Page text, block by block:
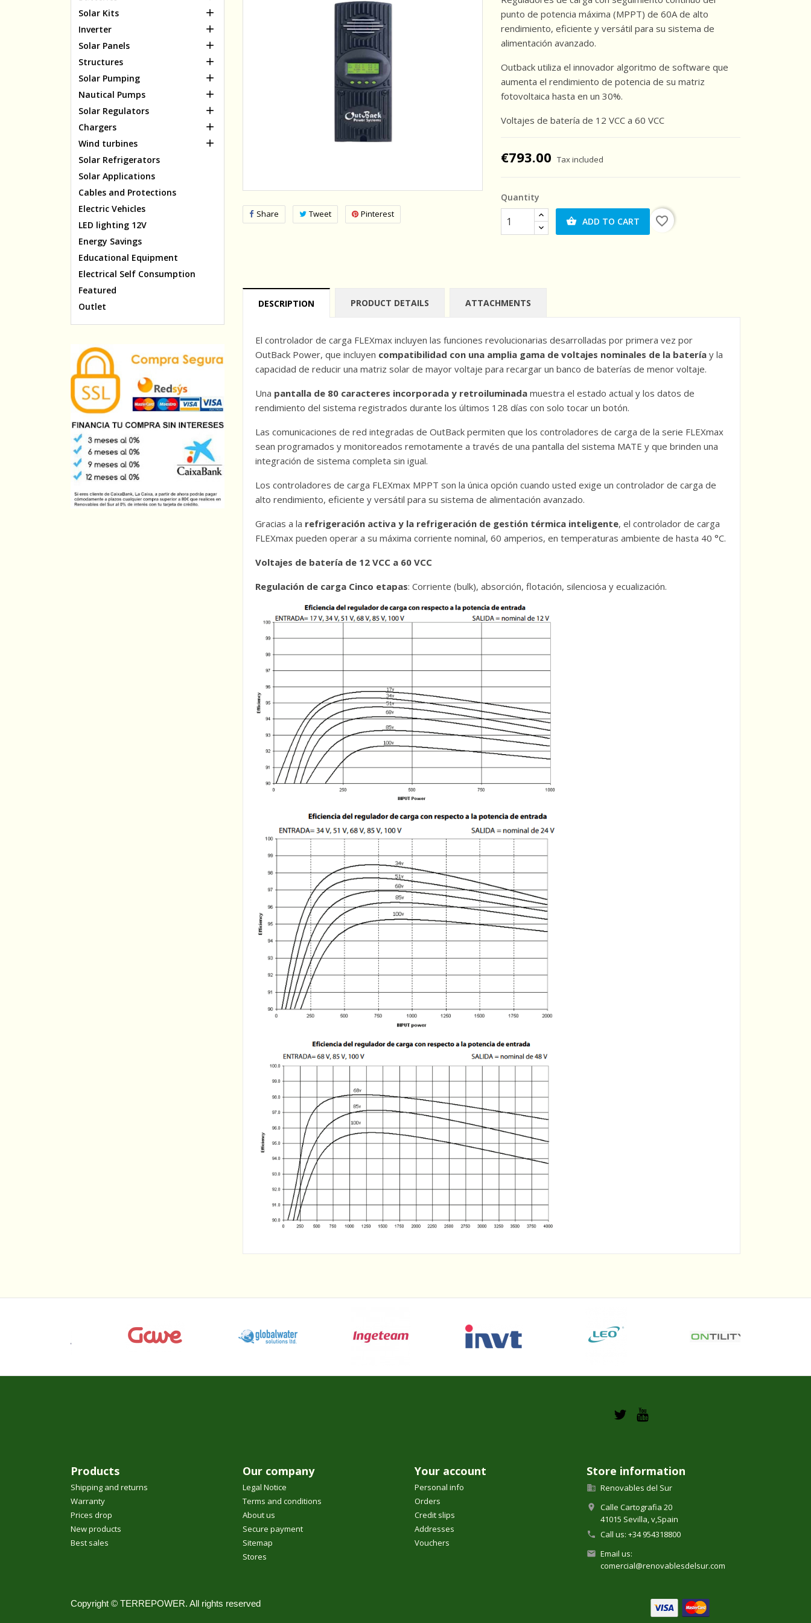
Solar Kits 
Inverter 
Solar Panels 
Structures 
Solar Pumping 
Nautical Pumps 
Solar Regulators 
Chargers 
Wind turbines 
Solar Refrigerators
Solar Applications
Cables and Protections
Electric Vehicles
LED lighting 12V
Energy Savings
Educational Equipment
Electrical Self Consumption
Featured
Outlet
Share Tweet Pinterest
punto de potencia máxima (MPPT) de 60A de alto
rendimiento, eficiente y versátil para su sistema de
alimentación avanzado.
Outback utiliza el innovador algoritmo de software que
aumenta el rendimiento de potencia de su matriz
fotovoltaica hasta en un 30%.
Voltajes de batería de 12 VCC a 60 VCC
€793.00 Tax included
Quantity
 ADD TO CART favorite_border
DESCRIPTION PRODUCT DETAILS ATTACHMENTS
El controlador de carga FLEXmax incluyen las funciones revolucionarias desarrolladas por primera vez por
OutBack Power, que incluyen compatibilidad con una amplia gama de voltajes nominales de la batería y la
capacidad de reducir una matriz solar de mayor voltaje para recargar un banco de baterías de menor voltaje.
Una pantalla de 80 caracteres incorporada y retroiluminada muestra el estado actual y los datos de
rendimiento del sistema registrados durante los últimos 128 días con solo tocar un botón.
Las comunicaciones de red integradas de OutBack permiten que los controladores de carga de la serie FLEXmax
sean programados y monitoreados remotamente a través de una pantalla del sistema MATE y que brinden una
integración de sistema completa sin igual.
Los controladores de carga FLEXmax MPPT son la única opción cuando usted exige un controlador de carga de
alto rendimiento, eficiente y versátil para su sistema de alimentación avanzado.
Gracias a la refrigeración activa y la refrigeración de gestión térmica inteligente, el controlador de carga
FLEXmax pueden operar a su máxima corriente nominal, 60 amperios, en temperaturas ambiente de hasta 40 °C.
Voltajes de batería de 12 VCC a 60 VCC
Regulación de carga Cinco etapas: Corriente (bulk), absorción, flotación, silenciosa y ecualización.
Products
Shipping and returns
Warranty
Prices drop
New products
Best sales
Our company
Legal Notice
Terms and conditions
About us
Secure payment
Sitemap
Stores
Your account
Personal info
Orders
Credit slips
Addresses
Vouchers
Store information
 Renovables del Sur

Calle Cartografia 20
41015 Sevilla,v,Spain
 Call us: +34 954318800
 Email us:
comercial@renovablesdelsur.com
Copyright © TERREPOWER. All rights reserved